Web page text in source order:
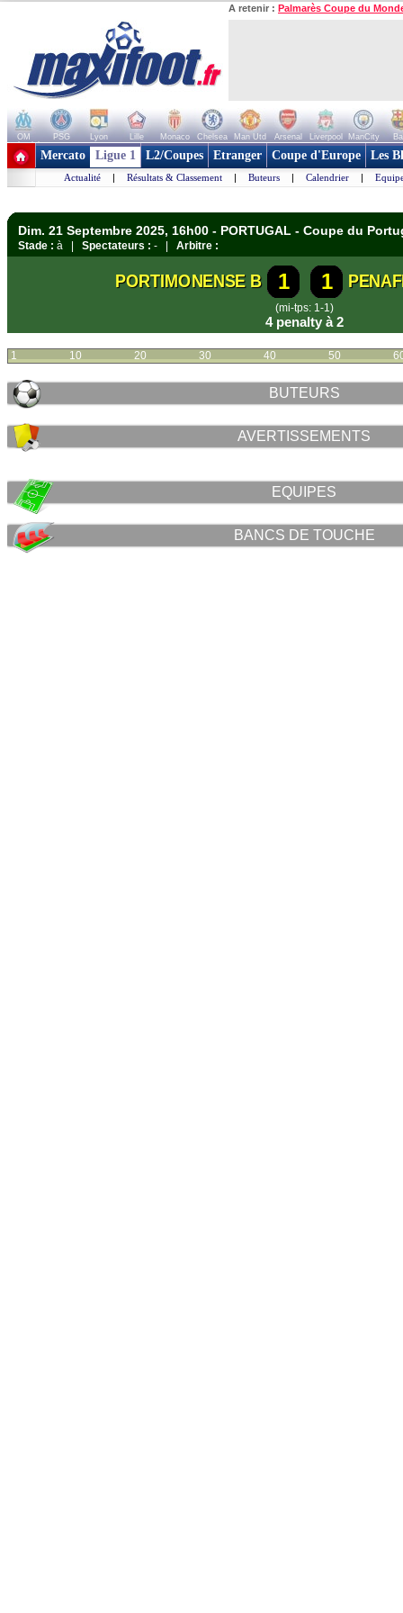
A retenir : Palmarès Coupe du
OM PSG Lyon Lille Monaco Chelsea Man Utd Arsenal Liverpool ManCity
+ de clubs
Mercato Ligue 1 L2/Coupes Etranger Coupe d'Europe Les
Actualité | Résultats & Classement | Buteurs | Calendrier |
Dim. 21 Septembre 2025, 16h00 - PORTUGAL - Coupe du
Stade : à | Spectateurs : - | Arbitre :
PORTIMONENSE B 1 1
(mi-tps: 1-1)
4 penalty à 2
1 10 20 30 40 50
BUTEURS
AVERTISSEMENTS
EQUIPES
BANCS DE TOUCHE